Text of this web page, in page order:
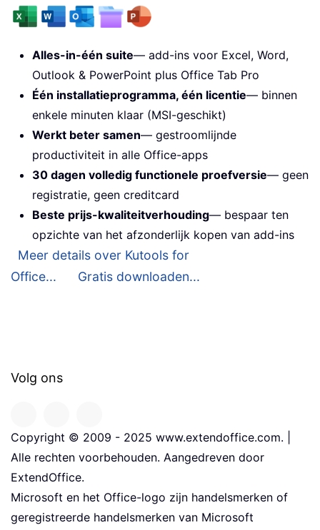
Alles-in-één suite— add-ins voor Excel, Word,
Outlook & PowerPoint plus Office Tab Pro
Één installatieprogramma, één licentie— binnen
enkele minuten klaar (MSI-geschikt)
Werkt beter samen— gestroomlijnde
productiviteit in alle Office-apps
30 dagen volledig functionele proefversie— geen
registratie, geen creditcard
Beste prijs-kwaliteitverhouding— bespaar ten
opzichte van het afzonderlijk kopen van add-ins
Meer details over Kutools for
Office...
Gratis downloaden...
Volg ons
Copyright © 2009 - 2025 www.extendoffice.com. |
Alle rechten voorbehouden. Aangedreven door
ExtendOffice.
Microsoft en het Office-logo zijn handelsmerken of
geregistreerde handelsmerken van Microsoft